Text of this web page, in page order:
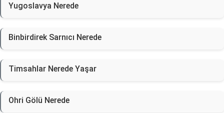
Yugoslavya Nerede
Binbirdirek Sarnıcı Nerede
Timsahlar Nerede Yaşar
Ohri Gölü Nerede